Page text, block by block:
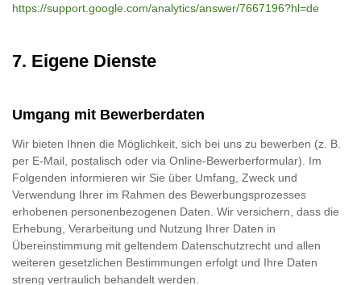
https://support.google.com/analytics/answer/7667196?hl=de
7. Eigene Dienste
Umgang mit Bewerberdaten
Wir bieten Ihnen die Möglichkeit, sich bei uns zu bewerben (z. B.
per E-Mail, postalisch oder via Online-Bewerberformular). Im
Folgenden informieren wir Sie über Umfang, Zweck und
Verwendung Ihrer im Rahmen des Bewerbungsprozesses
erhobenen personenbezogenen Daten. Wir versichern, dass die
Erhebung, Verarbeitung und Nutzung Ihrer Daten in
Übereinstimmung mit geltendem Datenschutzrecht und allen
weiteren gesetzlichen Bestimmungen erfolgt und Ihre Daten
streng vertraulich behandelt werden.